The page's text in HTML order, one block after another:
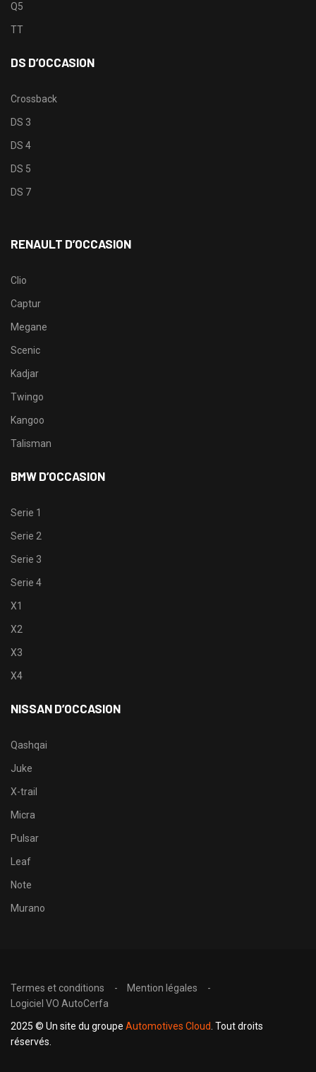
Q5
TT
DS D’OCCASION
Crossback
DS 3
DS 4
DS 5
DS 7
RENAULT D’OCCASION
Clio
Captur
Megane
Scenic
Kadjar
Twingo
Kangoo
Talisman
BMW D’OCCASION
Serie 1
Serie 2
Serie 3
Serie 4
X1
X2
X3
X4
NISSAN D’OCCASION
Qashqai
Juke
X-trail
Micra
Pulsar
Leaf
Note
Murano
Termes et conditions
Mention légales
Logiciel VO AutoCerfa
2025 © Un site du groupe Automotives Cloud . Tout droits
réservés.